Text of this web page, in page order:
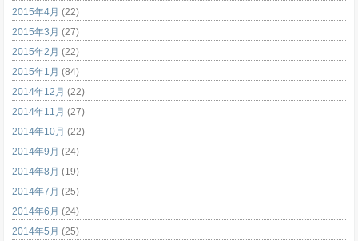
2015年4月 (22)
2015年3月 (27)
2015年2月 (22)
2015年1月 (84)
2014年12月 (22)
2014年11月 (27)
2014年10月 (22)
2014年9月 (24)
2014年8月 (19)
2014年7月 (25)
2014年6月 (24)
2014年5月 (25)